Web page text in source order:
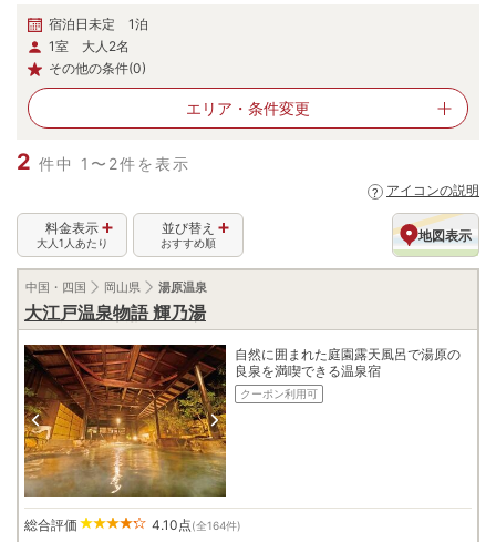
宿泊日未定 1泊
1室 大人2名
その他の条件(0)
エリア・ 条件変更
2 件中 1〜2件を表示
アイコンの説明
地図表示
並び替え
おすすめ順
料金表示
大人1人あたり
中国・四国 岡山県 湯原温泉
大江戸温泉物語 輝乃湯
自然に囲まれた庭園露天風呂で湯原の
良泉を満喫できる温泉宿
クーポン利用可
総合評価 4.10 点(全164件)